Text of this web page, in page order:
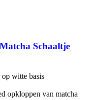
Matcha Schaaltje
witte basis
opkloppen van matcha